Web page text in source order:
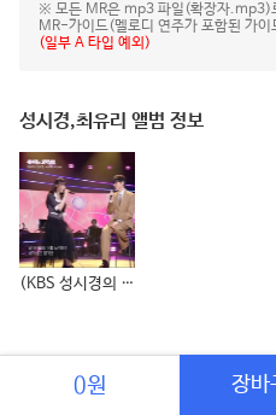
※ 모든 MR은 mp3 파일(확장자.mp3)
MR-가이드(멜로디 연주가 포함된 가
(일부 A 타입 예외)
성시경,최유리 앨범 정보
(KBS 성시경의 고막남친) Romeo N Juliet
0원 장바